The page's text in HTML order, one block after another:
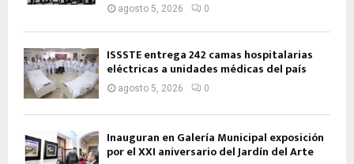
agosto 5, 2026 0
ISSSTE entrega 242 camas hospitalarias
eléctricas a unidades médicas del país
agosto 5, 2026 0
Inauguran en Galería Municipal exposición
por el XXI aniversario del Jardín del Arte